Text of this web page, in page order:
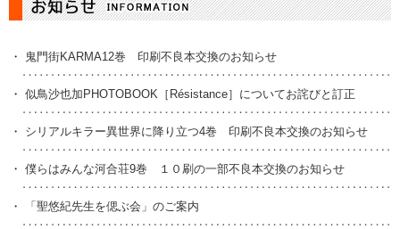
・ 鬼門街KARMA12巻 印刷不良本交換のお知らせ
・似鳥沙也加PHOTOBOOK［Résistance］についてお詫びと訂正
・ シリアルキラー異世界に降り立つ4巻 印刷不良本交換のお知らせ
・僕らはみんな河合荘9巻 １０刷の一部不良本交換のお知らせ
・ 「聖悠紀先生を偲ぶ会」のご案内